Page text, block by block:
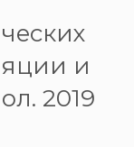
и
2019